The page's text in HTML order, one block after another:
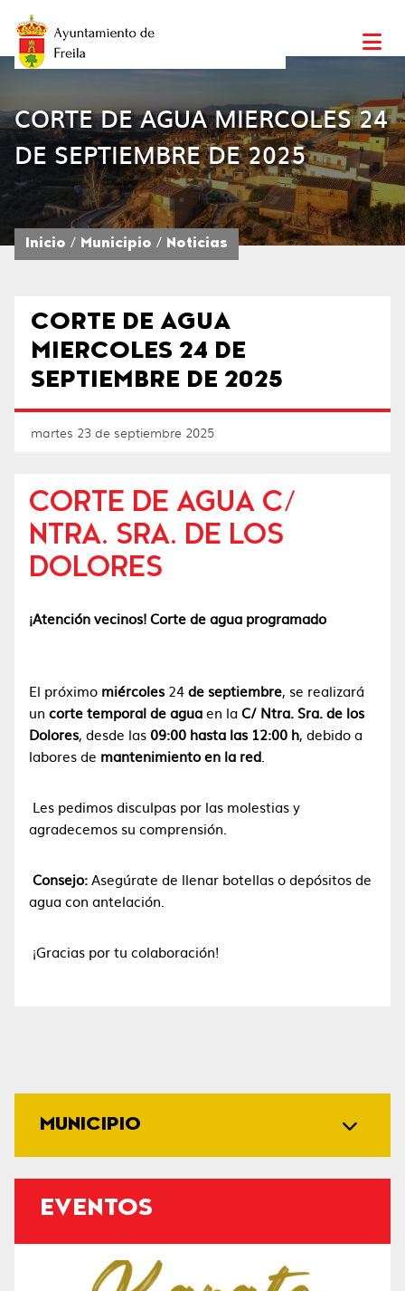
CORTE DE AGUA MIERCOLES 24
DE SEPTIEMBRE DE 2025
Inicio Municipio Noticias
MUNICIPIO
EVENTOS
CORTE DE AGUA
MIERCOLES 24 DE
SEPTIEMBRE DE 2025
martes 23 de septiembre 2025
CORTE DE AGUA C/
NTRA. SRA. DE LOS
DOLORES
¡Atención vecinos! Corte de agua programado
El próximo miércoles 24de septiembre, se realizará
un corte temporal de aguaen laC/ Ntra. Sra. de los
Dolores, desde las 09:00 hasta las 12:00 h, debido a
labores de mantenimiento en la red.
Les pedimos disculpas por las molestias y
agradecemos su comprensión.
Consejo:Asegúrate de llenar botellas o depósitos de
agua con antelación.
¡Gracias por tu colaboración!